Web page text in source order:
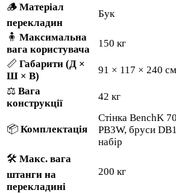
🪵 Матеріал
перекладин
Бук
🧍 Максимальна
вага користувача
150 кг
📏 Габарити (Д ×
Ш × В)
91 × 117 × 240 см
⚖️ Вага
конструкції
42 кг
📦 Комплектація
Стінка BenchK
PB3W, бруси
набір
🛠️ Макс. вага
штанги на
перекладині
200 кг